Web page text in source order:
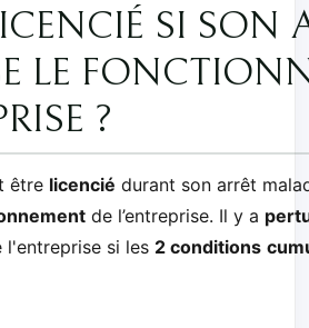
SI SON
LE
?
être licencié durant son arrêt
de l’entreprise. Il y a
si les 2 conditions